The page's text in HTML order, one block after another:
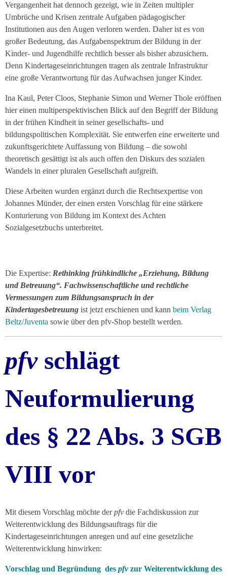
Vergangenheit hat dennoch gezeigt, wie in Zeiten multipler
Umbrüche und Krisen zentrale Aufgaben pädagogischer
Institutionen aus den Augen verloren werden. Daher ist es von
großer Bedeutung, das Aufgabenspektrum der Bildung in der
Kinder- und Jugendhilfe rechtlich besser als bisher abzusichern.
Denn Kindertageseinrichtungen tragen als zentrale Infrastruktur
eine große Verantwortung für das Aufwachsen junger Kinder.
Ina Kaul, Peter Cloos, Stephanie Simon und Werner Thole eröffnen
hier einen multiperspektivischen Blick auf den Begriff der Bildung
in der frühen Kindheit in seiner gesellschafts- und
bildungspolitischen Komplexität. Sie entwerfen eine erweiterte und
zukunftsgerichtete Auffassung von Bildung – die sowohl
theoretisch gesättigt ist als auch offen den Diskurs des sozialen
Wandels in einer pluralen Gesellschaft aufgreift.
Diese Arbeiten wurden ergänzt durch die Rechtsexpertise von
Johannes Münder, der einen ersten Vorschlag für eine stärkere
Konturierung von Bildung im Kontext des Achten
Sozialgesetzbuchs unterbreitet.
Die Expertise: Rethinking frühkindliche „Erziehung, Bildung
und Betreuung“. Fachwissenschaftliche und rechtliche
Vermessungen zum Bildungsanspruch in der
Kindertagesbetreuung ist jetzt erschienen und kann beim Verlag
Beltz/Juventa sowie über den pfv-Shop bestellt werden.
pfv schlägt
Neuformulierung
des § 22 Abs. 3 SGB
VIII vor
Mit diesem Vorschlag möchte derpfv die Fachdiskussion zur
Weiterentwicklung des Bildungsauftrags für die
Kindertageseinrichtungen anregen und auf eine gesetzliche
Weiterentwicklung hinwirken:
Vorschlag und Begründung des pfvzur Weiterentwicklung des